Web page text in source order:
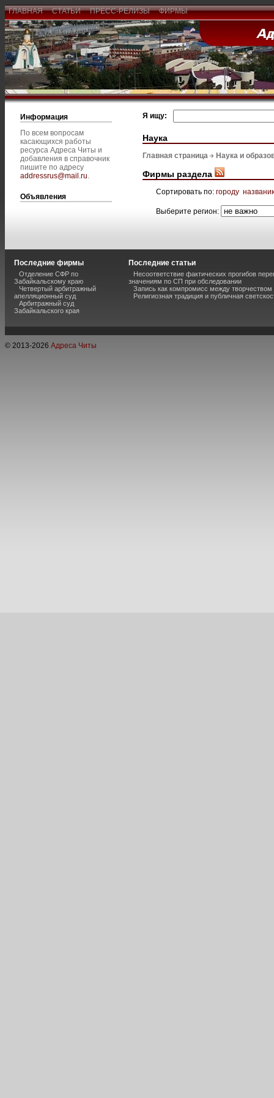
ГЛАВНАЯ СТАТЬИ ПРЕСС-РЕЛИЗЫ ФИРМЫ
Информация
По всем вопросам
касающихся работы
ресурса Адреса Читы и
добавления в справочник
пишите по адресу
addressrus@mail.ru.
Объявления
Я ищу:
Наука
Главная страница Наука и
Фирмы раздела
Сортировать по: городу
Выберите регион:
Последние фирмы
Отделение СФР по
Забайкальскому краю
Четвертый арбитражный
апелляционный суд
Арбитражный суд
Забайкальского края
Последние статьи
Несоответствие фактических прогибов
значениям по СП при обследовании
Запись как компромисс между
Религиозная традиция и публичная
© 2013-2026 Адреса Читы